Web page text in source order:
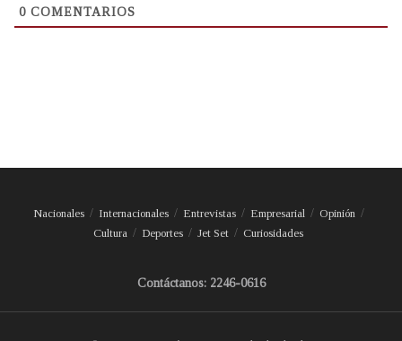
0 COMENTARIOS
Nacionales Internacionales Entrevistas Empresarial
Opinión
Cultura
Deportes Jet Set Curiosidades
Contáctanos: 2246-0616